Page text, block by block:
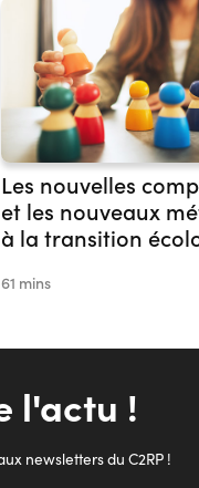
Les nouvelles
et les nouveaux
à la transition
61 mins
l'actu !
newsletters du C2RP !